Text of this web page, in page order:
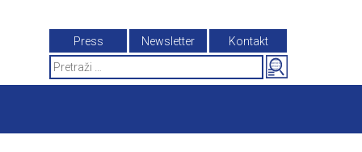
Press Newsletter
Kontakt
Search
for: